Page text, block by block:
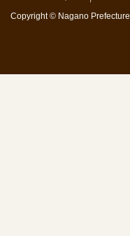
Copyright © Nagano Prefecture.